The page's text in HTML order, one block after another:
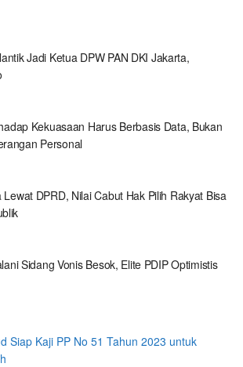
Jadi Ketua DPW PAN DKI Jakarta,
Kekuasaan Harus Berbasis Data, Bukan
Personal
Lewat DPRD, Nilai Cabut Hak Pilih Rakyat Bisa
Sidang Vonis Besok, Elite PDIP Optimistis
Siap Kaji PP No 51 Tahun 2023 untuk